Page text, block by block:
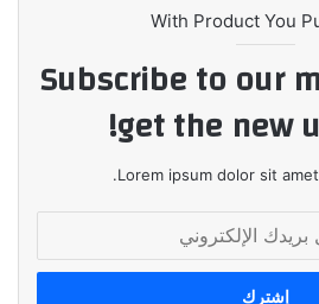
With Product You
Subscribe to our
get the new
Lorem ipsum dolor sit